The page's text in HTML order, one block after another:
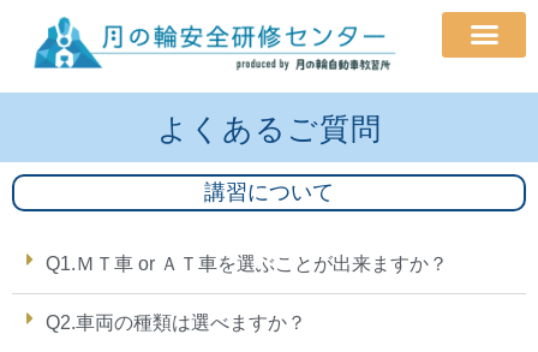
よくあるご質問
講習について
Q1.ＭＴ車 or ＡＴ車を選ぶことが出来ますか？
Q2.車両の種類は選べますか？